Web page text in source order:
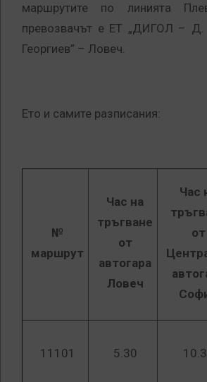
маршрутите по линията
превозвачът е ЕТ „ДИГОЛ – Д.
Георгиев” – Ловеч.
Ето и самите разписания:
№
маршрут
Час на
тръгване
от
автогара
Ловеч
Час
от
11101 5.30